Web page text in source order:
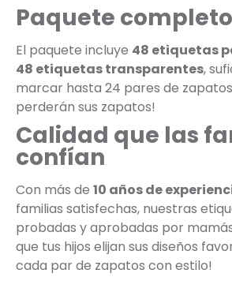
Paquete
El paquete incluye 48 etiquetas
48 etiquetas transparentes,
marcar hasta 24 pares de
perderán sus zapatos!
Calidad que las
confían
Con más de 10 años de
familias satisfechas, nuestras
probadas y aprobadas por
que tus hijos elijan sus diseños
cada par de zapatos con estilo!